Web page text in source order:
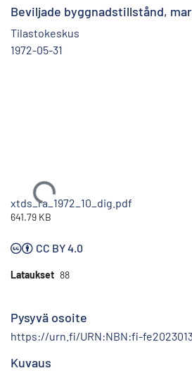
Beviljade byggnadstillstånd,
Tilastokeskus
1972-05-31
Ladataan...
xtds_ra_1972_10_dig.pdf
641.79 KB
CC BY 4.0
Lataukset 88
Pysyvä osoite
https://urn.fi/URN:NBN:fi-
Kuvaus